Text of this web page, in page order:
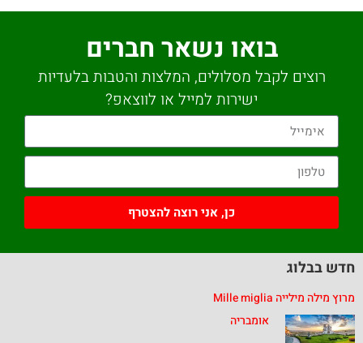
בואו נשאר חברים
רוצים לקבל מסלולים, המלצות והטבות בלעדיות
ישירות למייל או לווצאפ?
כן, אני רוצה להצטרף
חדש בבלוג
מרוץ מילה מילייה Mille miglia
אומבריה